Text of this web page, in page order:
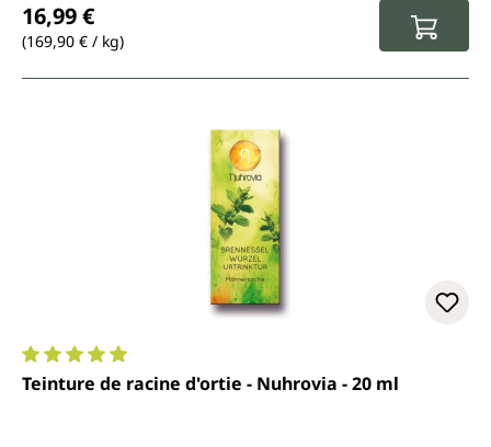
16,99 €
(169,90 € / kg)
Note moyenne de 5 sur 5 étoiles
Teinture de racine d'ortie - Nuhrovia - 20 ml